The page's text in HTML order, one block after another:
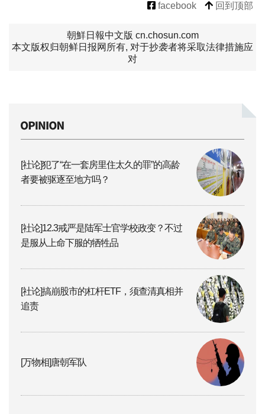
facebook 回到顶部
朝鮮日報中文版 cn.chosun.com
本文版权归朝鲜日报网所有, 对于抄袭者将采取法律措施应
对
[社论]犯了“在一套房里住太久的罪”的高龄
者要被驱逐至地方吗？
[社论]12.3戒严是陆军士官学校政变？不过
是服从上命下服的牺牲品
[社论]搞崩股市的杠杆ETF，须查清真相并
追责
[万物相]唐朝军队